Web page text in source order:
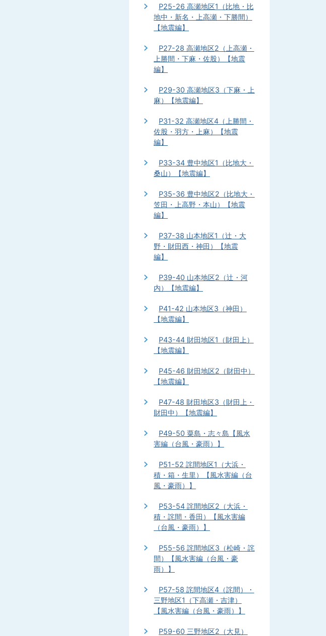
P25-26 高瀬地区1（比地・比
地中・新名・上高瀬・下勝間）
【地震編】
P27-28 高瀬地区2（上高瀬・
上勝間・下麻・佐股）【地震
編】
P29-30 高瀬地区3（下麻・上
麻）【地震編】
P31-32 高瀬地区4（上勝間・
佐股・羽方・上麻）【地震
編】
P33-34 豊中地区1（比地大・
桑山）【地震編】
P35-36 豊中地区2（比地大・
笠田・上高野・本山）【地震
編】
P37-38 山本地区1（辻・大
野・財田西・神田）【地震
編】
P39-40 山本地区2（辻・河
内）【地震編】
P41-42 山本地区3（神田）
【地震編】
P43-44 財田地区1（財田上）
【地震編】
P45-46 財田地区2（財田中）
【地震編】
P47-48 財田地区3（財田上・
財田中）【地震編】
P49-50 粟島・志々島【風水
害編（台風・豪雨）】
P51-52 詫間地区1（大浜・
積・箱・生里）【風水害編（台
風・豪雨）】
P53-54 詫間地区2（大浜・
積・詫間・香田）【風水害編
（台風・豪雨）】
P55-56 詫間地区3（松崎・詫
間）【風水害編（台風・豪
雨）】
P57-58 詫間地区4（詫間）・
三野地区1（下高瀬・吉津）
【風水害編（台風・豪雨）】
P59-60 三野地区2（大見）